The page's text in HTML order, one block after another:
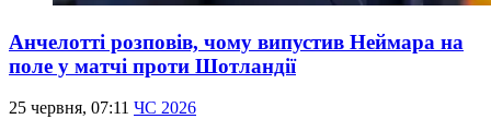
Анчелотті розповів, чому випустив Неймара на
поле у матчі проти Шотландії
25 червня, 07:11 ЧС 2026